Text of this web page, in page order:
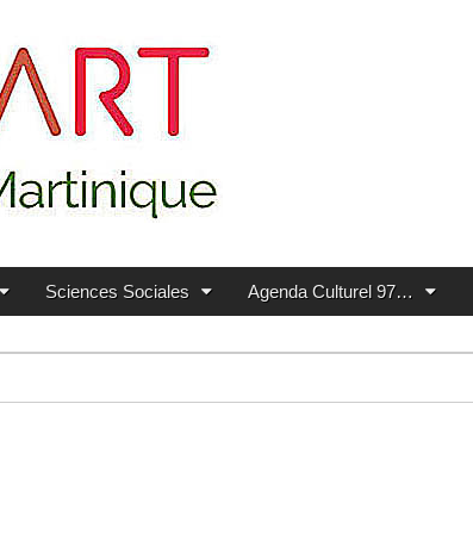
Sciences Sociales Agenda Culturel 97…